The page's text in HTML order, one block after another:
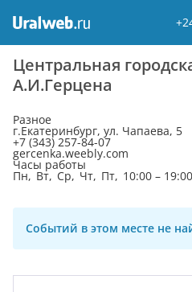
Центральная
А.И.Герцена
Разное
г.Екатеринбург, ул. Чапаева, 5
+7 (343) 257-84-07
gercenka.weebly.com
Часы работы
Пн, Вт, Ср, Чт, Пт, 10:00 –
Событий в этом месте не